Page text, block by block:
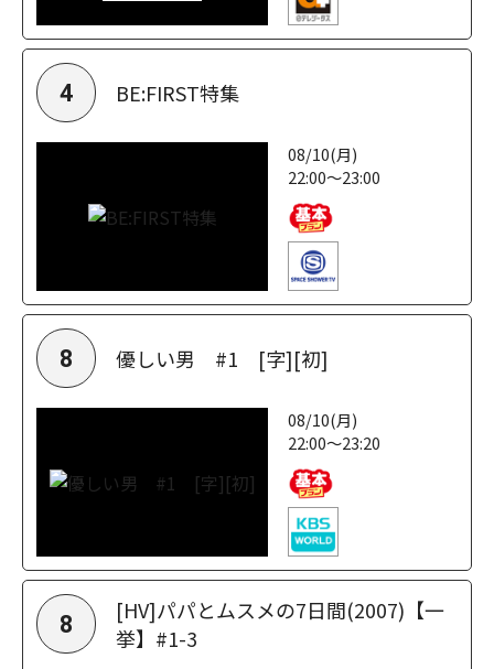
4 BE:FIRST特集
08/10(月)
22:00～23:00
8 優しい男 #1 [字][初]
08/10(月)
22:00～23:20
8
[HV]パパとムスメの7日間(2007)【一
挙】#1-3